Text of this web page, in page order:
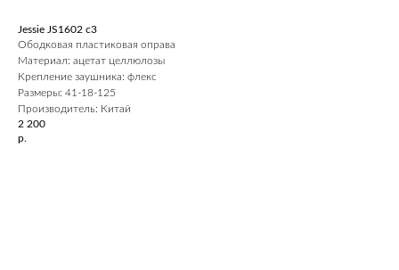
Jessie JS1602 c3
Ободковая пластиковая оправа
Материал: ацетат целлюлозы
Крепление заушника: флекс
Размеры: 41-18-125
Производитель: Китай
2 200
р.